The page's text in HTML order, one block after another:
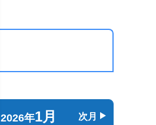
2026年1月 次月